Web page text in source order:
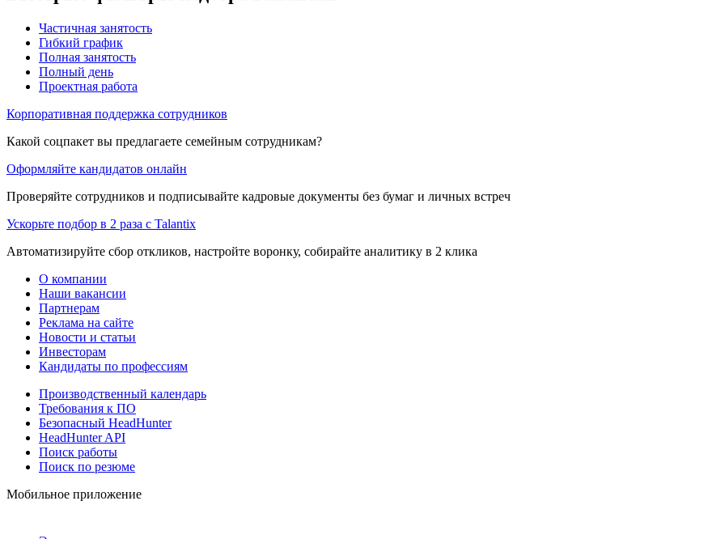
Частичная занятость
Гибкий график
Полная занятость
Полный день
Проектная работа
Корпоративная поддержка сотрудников
Какой соцпакет вы предлагаете семейным сотрудникам?
Оформляйте кандидатов онлайн
Проверяйте сотрудников и подписывайте кадровые документы без бумаг и личных встреч
Ускорьте подбор в 2 раза с Talantix
Автоматизируйте сбор откликов, настройте воронку, собирайте аналитику в 2 клика
О компании
Наши вакансии
Партнерам
Реклама на сайте
Новости и статьи
Инвесторам
Кандидаты по профессиям
Производственный календарь
Требования к ПО
Безопасный HeadHunter
HeadHunter API
Поиск работы
Поиск по резюме
Мобильное приложение